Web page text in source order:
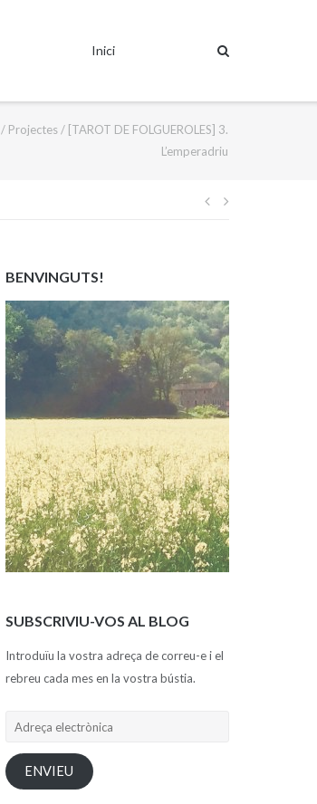
Inici
/ Projectes/ [TAROT DE FOLGUEROLES] 3.
L’emperadriu
Navegació
BENVINGUTS!
SUBSCRIVIU-VOS AL BLOG
Introduïu la vostra adreça de correu-e i el
rebreu cada mes en la vostra bústia.
Adreça
ENVIEU